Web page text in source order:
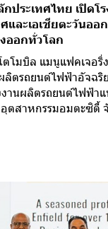
กประเทศไทย เปิดโ
และเอเชียตะวันออ
ออกทั่วโลก
โมบิล แมนูแฟคเจอริ่
ลิตรถยนต์ไฟฟ้าอัจฉริ
านผลิตรถยนต์ไฟฟ้า
ตสาหกรรมอมตะซิตี้